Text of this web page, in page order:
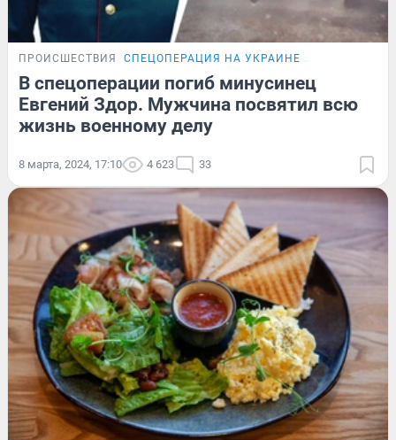
ПРОИСШЕСТВИЯ СПЕЦОПЕРАЦИЯ НА УКРАИНЕ
В спецоперации погиб минусинец
Евгений Здор. Мужчина посвятил всю
жизнь военному делу
8 марта, 2024, 17:10 4 623 33